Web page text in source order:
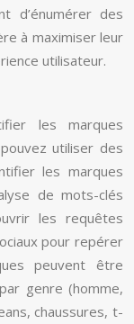
d’énumérer des
à maximiser leur
utilisateur.
les marques
utiliser des
les marques
de mots-clés
les requêtes
pour repérer
peuvent être
genre (homme,
chaussures, t-